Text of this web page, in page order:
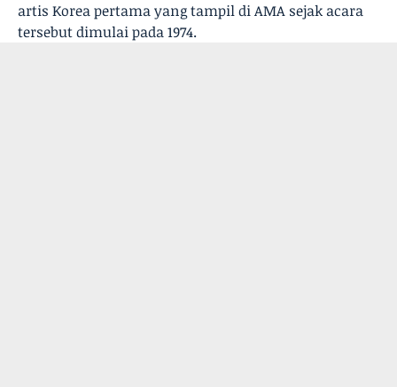
artis Korea pertama yang tampil di AMA sejak acara
tersebut dimulai pada 1974.